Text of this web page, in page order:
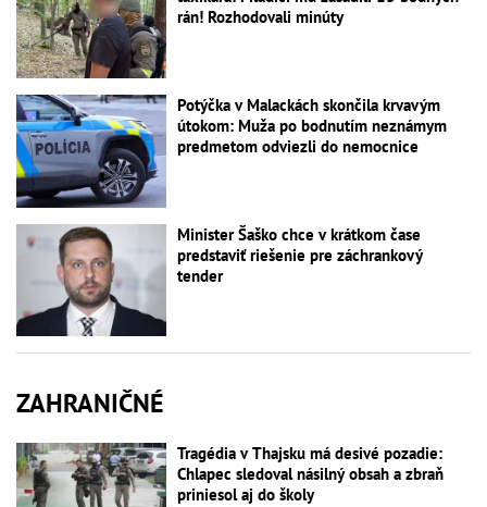
rán! Rozhodovali minúty
Potýčka v Malackách skončila krvavým
útokom: Muža po bodnutím neznámym
predmetom odviezli do nemocnice
Minister Šaško chce v krátkom čase
predstaviť riešenie pre záchrankový
tender
ZAHRANIČNÉ
Tragédia v Thajsku má desivé pozadie:
Chlapec sledoval násilný obsah a zbraň
priniesol aj do školy